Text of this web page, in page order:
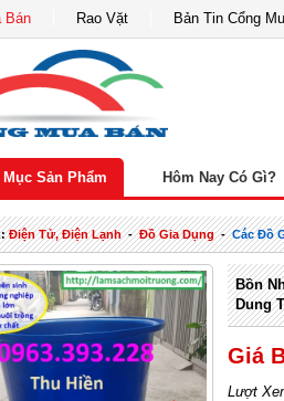
Bán Rao Vặt Bản Tin Cổng
Mục Sản Phẩm Hôm Nay Có Gì?
Điện Tử, Điện Lạnh-Đồ Gia Dụng-Các Đồ
Bồn
Dung
Giá
Lượt